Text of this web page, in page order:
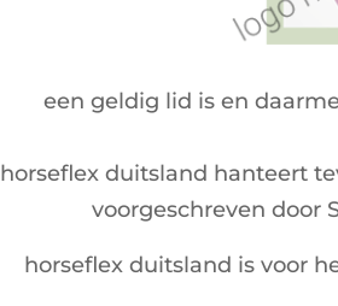
een geldig lid is en
horseflex duitsland hanteert
voorgeschreven door
horseflex duitsland is voor